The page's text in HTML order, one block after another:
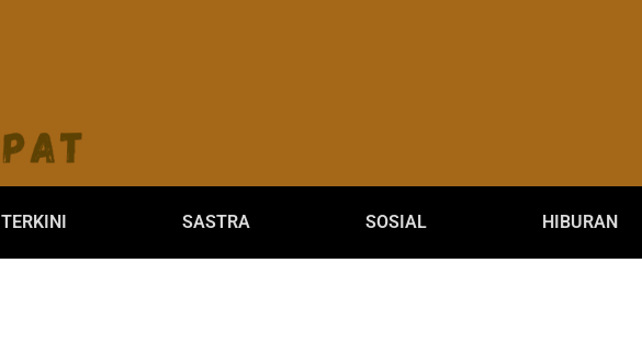
TERKINI SASTRA SOSIAL HIBURAN